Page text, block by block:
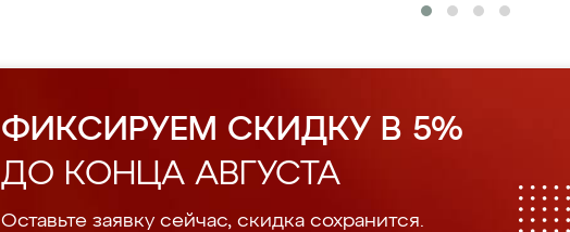
ФИКСИРУЕМ СКИДКУ В 5%
ДО КОНЦА АВГУСТА
Оставьте заявку сейчас, скидка сохранится.